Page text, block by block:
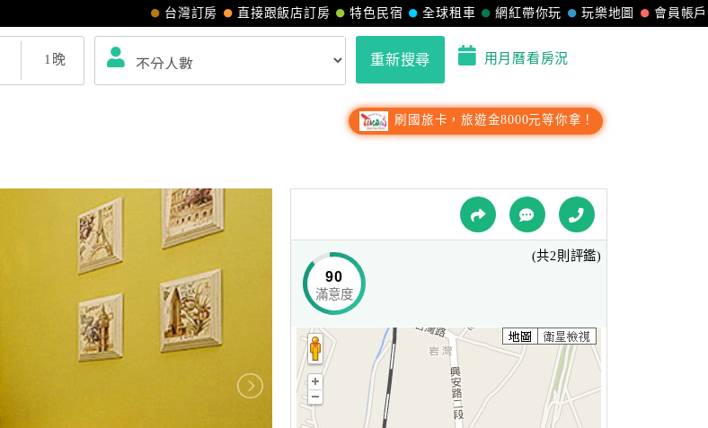
會員帳戶
玩樂地圖
網紅帶你玩
全球租車
特色民宿
直接跟飯店訂房
台灣訂房
1 晚 重新搜尋 用月曆看房況
刷國旅卡，旅遊金8000元等你拿！
90
滿意度
(共2則評鑑)